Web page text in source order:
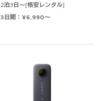
2泊3日～[格安レンタル]
3日間：¥6,990～